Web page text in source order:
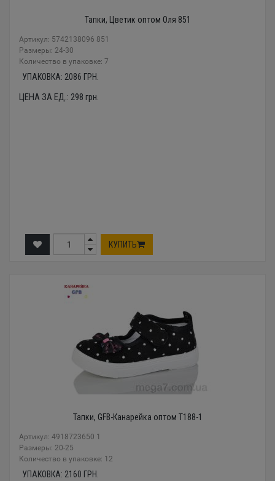
Тапки, Цветик оптом Оля 851
Артикул: 5742138096 851
Размеры: 24-30
Количество в упаковке: 7
УПАКОВКА: 2086 ГРН.
ЦЕНА ЗА ЕД.: 298 грн.
КУПИТЬ
Тапки, GFB-Канарейка оптом T188-1
Артикул: 4918723650 1
Размеры: 20-25
Количество в упаковке: 12
УПАКОВКА: 2160 ГРН.